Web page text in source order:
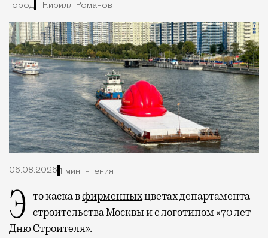
Город Кирилл Романов
06.08.2026 1 мин. чтения
Это каска вфирменныхцветах департамента
строительства Москвы и с логотипом «70 лет
Дню Строителя».